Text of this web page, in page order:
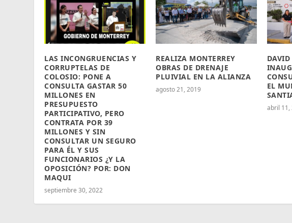
LAS INCONGRUENCIAS Y
CORRUPTELAS DE
COLOSIO: PONE A
CONSULTA GASTAR 50
MILLONES EN
PRESUPUESTO
PARTICIPATIVO, PERO
CONTRATA POR 39
MILLONES Y SIN
CONSULTAR UN SEGURO
PARA ÉL Y SUS
FUNCIONARIOS ¿Y LA
OPOSICIÓN? POR: DON
MAQUI
septiembre 30, 2022
REALIZA MONTERREY
OBRAS DE DRENAJE
PLUIVIAL EN LA ALIANZA
agosto 21, 2019
EL
abril 11,